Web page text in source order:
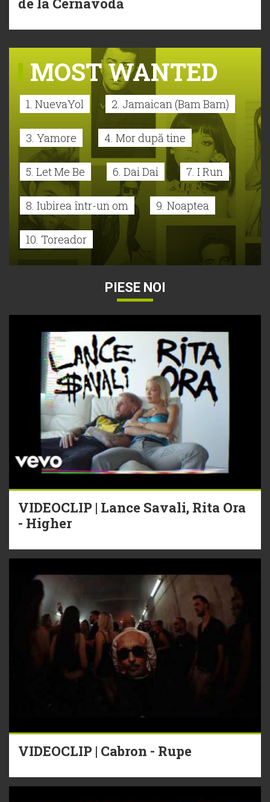
MOST WANTED
1. NuevaYol 2. Jamaican (Bam Bam)
3. Yamore 4. Mor după tine
5. Let Me Be 6. Dai Dai 7. I Run
8. Iubirea într-un om 9. Noaptea
10. Toreador
PIESE NOI
VIDEOCLIP | Lance Savali, Rita Ora
- Higher
VIDEOCLIP | Cabron - Rupe